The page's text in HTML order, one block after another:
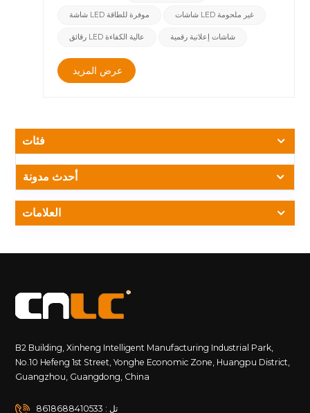
تستكشف هذه المقالة الطرق العملية للمساعدة في جعل شاشة
LED الخاصة بك أكثر كفاءة في استخدام الطاقة، مما يوفر
الكفاءة &nbsp; &nbsp; يعد اختيار شرائح LED عالية الكفاءة
الخطوة الأولى في تقليل استهلاك الطاقة. يمكن للرقائق الفعالة أن
والمحتوى يؤثر السطوع والمحتوى بشكل مباشر على استهلاك
الطاقة. يمكن أن يؤدي ضبط السطوع بناءً على الإضاءة المحيطة
إلى منع الاستخدام غير الضروري للطاقة العالية. على سبيل المثال،
فحسب، بل يؤدي أيضًا إلى إطالة عمر الشاشة. بالإضافة إلى ذلك،
فإن تبسيط المحتوى وتجنب الرسوم المتحركة المفرطة والصور
استخدم أجهزة استشعار الضوء وتقنية الضبط التلقائي يمكن
ظروف الإضاءة المختلفة مع تقليل السطوع في البيئات منخفضة
الإضاءة، وبالتالي الحفاظ على الطاقة. يعد تطبيق تقنية الضبط
والتنظيف الدوري تضمن الصيانة والتنظيف المنتظمين أن تعمل
شاشتك بسلاسة، مما يمنع زيادة استهلاك الطاقة بسبب الغبار
والأوساخ التي تؤثر على تبديد الحرارة. لا يؤدي التنظيف إلى تحسين
شاشة LED موفرة للطاقة شاشات LED غير ملحومة
رقائق LED عالية الكفاءة شاشات إعلانية رقمية
عرض المزيد
فئات
أحدث مدونة
العلامات
B2 Building, Xinheng Intelligent Manufacturing Industrial Park,
No.10 Hefeng 1st Street, Yonghe Economic Zone, Huangpu District,
Guangzhou, Guangdong, China
تل : 8618688410533